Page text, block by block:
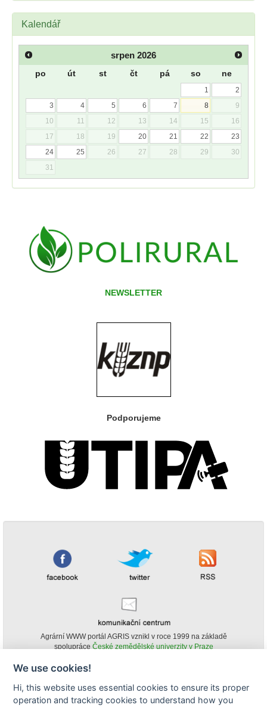
Kalendář
srpen 2026
po út st čt pá so ne
1
2
3
4 5 6 7 8
9
10
11 12 13 14 15
16
17
18 19 20 21 22
23
24
25 26 27 28 29
30
31
NEWSLETTER
Podporujeme
Agrární WWW portál AGRIS vznikl v roce 1999 na základě
spolupráce České zemědělské univerzity v Praze
obsahu agrárního WWW portálu AGRIS je možné
(pokud není uvedeno jinak) pouze za podmínky uvedení zdroje v podobě
We use cookies!
Hi, this website uses essential cookies to ensure its proper
operation and tracking cookies to understand how you